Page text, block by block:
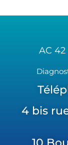
AC 42
4 bis